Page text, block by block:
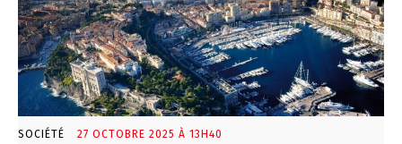
SOCIÉTÉ 27 OCTOBRE 2025 À 13H40